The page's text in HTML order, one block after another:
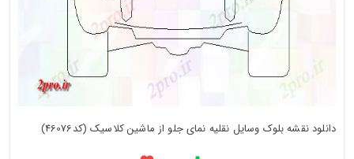
دانلود نقشه بلوک وسایل نقلیه نمای جلو از ماشین کلاسیک (کد46076)